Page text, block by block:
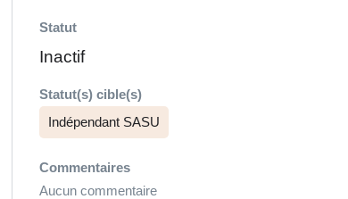
Statut
Inactif
Statut(s) cible(s)
Indépendant SASU
Commentaires
Aucun commentaire